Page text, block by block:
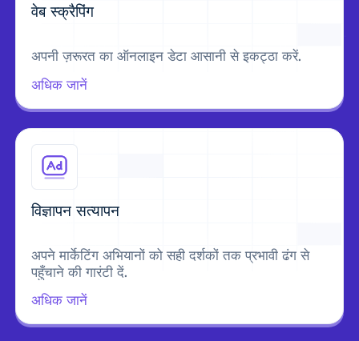
वेब स्क्रैपिंग
अपनी ज़रूरत का ऑनलाइन डेटा आसानी से इकट्ठा करें.
अधिक जानें
विज्ञापन सत्यापन
अपने मार्केटिंग अभियानों को सही दर्शकों तक प्रभावी ढंग से
पहुँचाने की गारंटी दें.
अधिक जानें